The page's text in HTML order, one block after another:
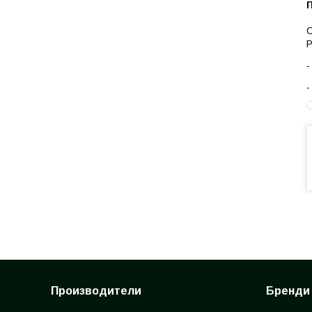
Производители Бренди